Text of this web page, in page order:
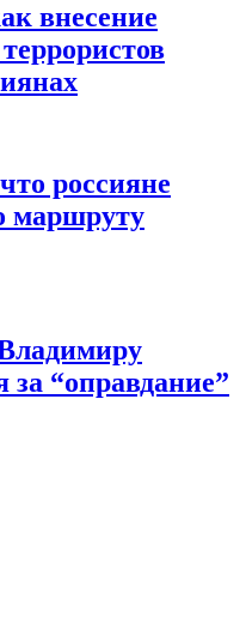
внесение
россияне
маршруту
“оправдание”